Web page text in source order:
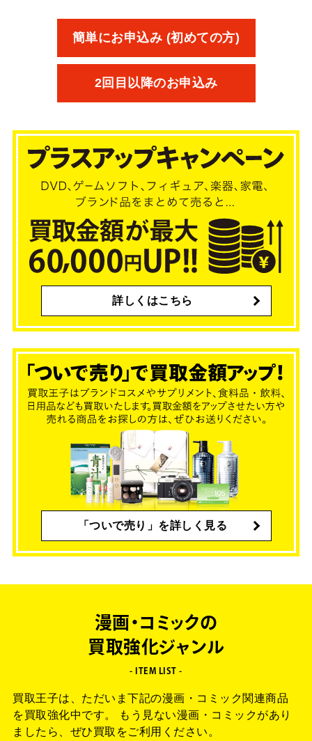
簡単にお申込み (初めての方)
2回目以降のお申込み
詳しくはこちら
「ついで売り」を詳しく見る
漫画・コミックの
買取強化ジャンル
- ITEM LIST -
買取王子は、ただいま下記の漫画・コミック関連商品
を買取強化中です。
もう見ない漫画・コミックがあり
ましたら、ぜひ買取をご利用ください。